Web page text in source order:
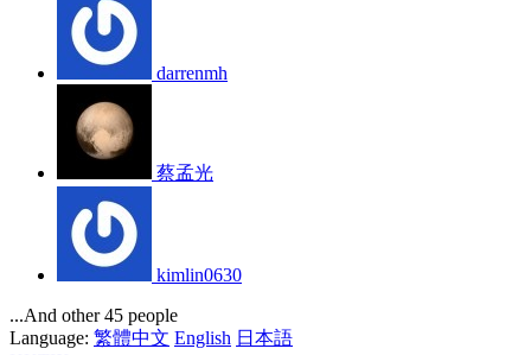
darrenmh
蔡孟光
kimlin0630
...And other 45 people
Language: 繁體中文 English 日本語